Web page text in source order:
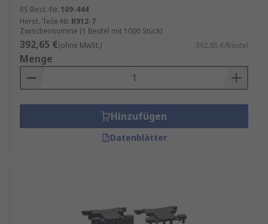
RS Best.-Nr. 109-444
Herst. Teile-Nr. R912-7
Zwischensumme (1 Beutel mit 1000 Stück)
392,65 €(ohne MwSt.) 392,65 €/Beutel
Menge
Hinzufügen
Datenblätter